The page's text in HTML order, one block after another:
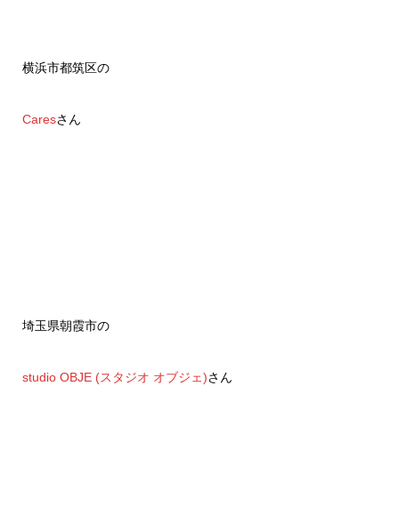
横浜市都筑区の
Caresさん
埼玉県朝霞市の
studio OBJE (スタジオ オブジェ)さん